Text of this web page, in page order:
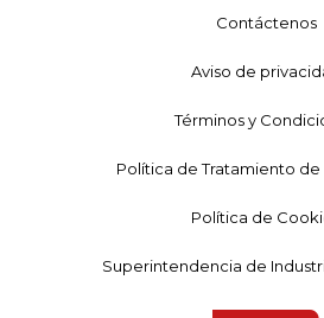
Contáctenos
Aviso de
Términos y
Política de Tratamiento
Política de
Superintendencia de